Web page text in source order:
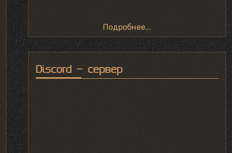
Подробнее...
Discord - сервер